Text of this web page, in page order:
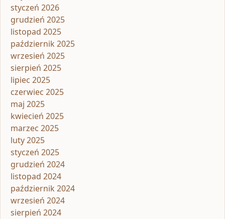
styczeń 2026
grudzień 2025
listopad 2025
październik 2025
wrzesień 2025
sierpień 2025
lipiec 2025
czerwiec 2025
maj 2025
kwiecień 2025
marzec 2025
luty 2025
styczeń 2025
grudzień 2024
listopad 2024
październik 2024
wrzesień 2024
sierpień 2024